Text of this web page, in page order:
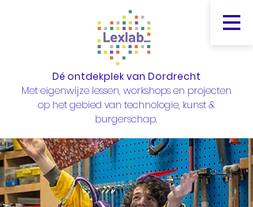
Dé ontdekplek van Dordrecht
Met eigenwijze lessen, workshops en projecten
op het gebied van technologie, kunst &
burgerschap.